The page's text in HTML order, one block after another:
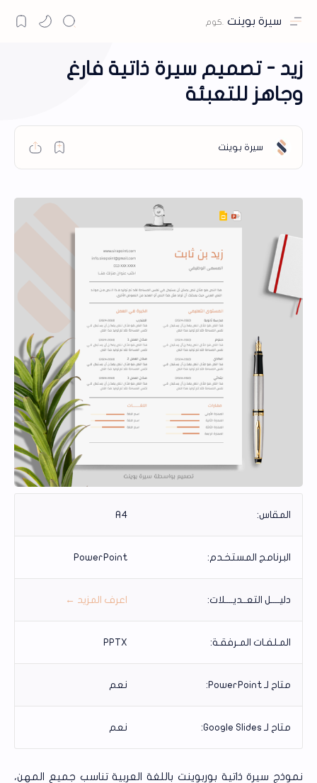
سيرة بوينت
زيد - تصميم سيرة ذاتية فارغ
وجاهز للتعبئة
المقاس: A4
البرنامج المستخـدم: PowerPoint
دليــــل التعــديــــلات: اعرف المزيد ←
المـلفـات المـرفقـة: PPTX
متاح لـ PowerPoint: نعم
متاح لـ Google Slides: نعم
نموذج سيرة ذاتية بوربوينت باللغة العربية تناسب جميع المهن،